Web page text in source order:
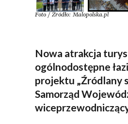
Foto / Źródło: Malopolska.pl
Nowa atrakcja
ogólnodostępne
projektu „Źródlany
Samorząd